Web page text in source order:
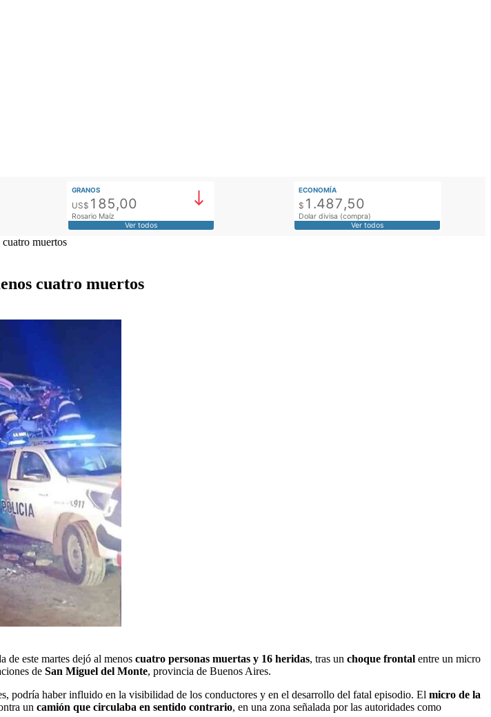
GRANOS
US$ 185,00
Rosario Maíz
Ver todos
ECONOMÍA
$ 1.487,50
Dolar divisa (compra)
Ver todos
muertos
cuatro muertos
de este martes dejó al menos cuatro personas muertas y 16 heridas, tras un choque frontal entre un micro
de San Miguel del Monte, provincia de Buenos Aires.
podría haber influido en la visibilidad de los conductores y en el desarrollo del fatal episodio. El micro de la
un camión que circulaba en sentido contrario, en una zona señalada por las autoridades como